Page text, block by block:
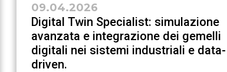
09.04.2026
Digital Twin Specialist: simulazione
avanzata e integrazione dei gemelli
digitali nei sistemi industriali e data-
driven.